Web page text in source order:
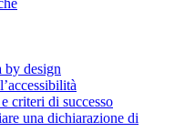
by design
criteri di successo
una dichiarazione di